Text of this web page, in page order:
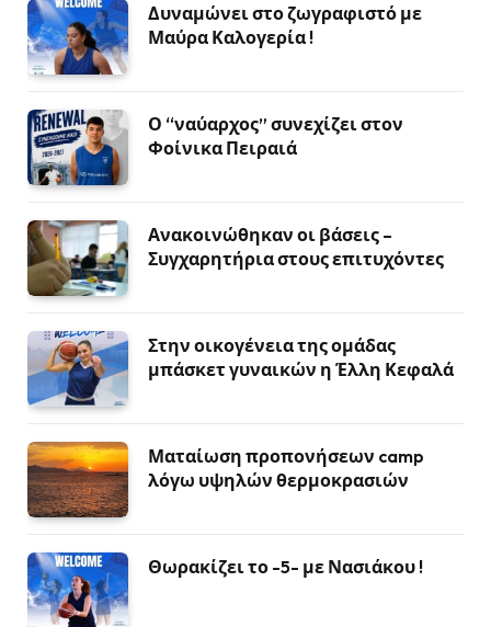
Δυναμώνει στο ζωγραφιστό με
Μαύρα Καλογερία !
Ο “ναύαρχος” συνεχίζει στον
Φοίνικα Πειραιά
Ανακοινώθηκαν οι βάσεις –
Συγχαρητήρια στους επιτυχόντες
Στην οικογένεια της ομάδας
μπάσκετ γυναικών η Έλλη Κεφαλά
Ματαίωση προπονήσεων camp
λόγω υψηλών θερμοκρασιών
Θωρακίζει το -5- με Νασιάκου !